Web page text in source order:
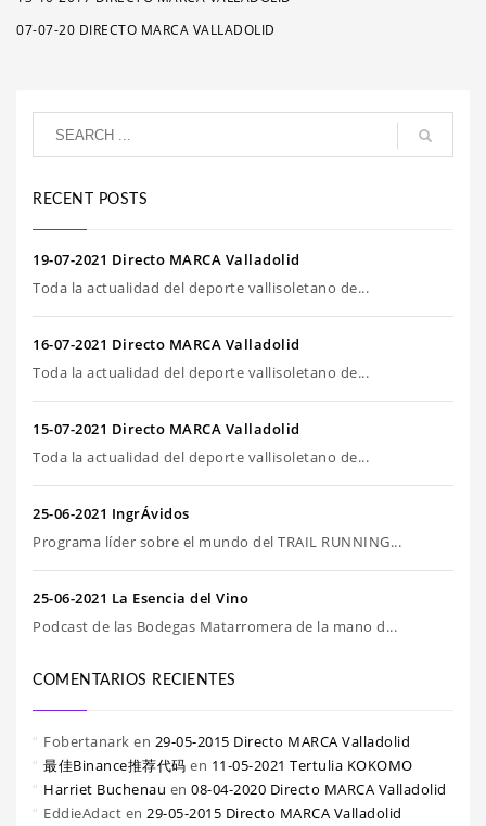
07-07-20 DIRECTO MARCA VALLADOLID
RECENT POSTS
19-07-2021 Directo MARCA Valladolid
Toda la actualidad del deporte vallisoletano de...
16-07-2021 Directo MARCA Valladolid
Toda la actualidad del deporte vallisoletano de...
15-07-2021 Directo MARCA Valladolid
Toda la actualidad del deporte vallisoletano de...
25-06-2021 IngrÁvidos
Programa líder sobre el mundo del TRAIL RUNNING...
25-06-2021 La Esencia del Vino
Podcast de las Bodegas Matarromera de la mano d...
COMENTARIOS RECIENTES
Fobertanark en 29-05-2015 Directo MARCA Valladolid
最佳Binance推荐代码 en 11-05-2021 Tertulia KOKOMO
Harriet Buchenau en 08-04-2020 Directo MARCA Valladolid
EddieAdact en 29-05-2015 Directo MARCA Valladolid